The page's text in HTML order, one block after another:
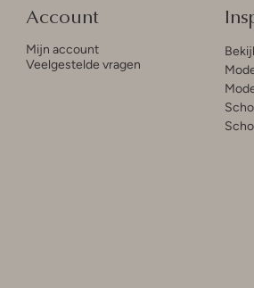
Account
Mijn account
Veelgestelde vragen